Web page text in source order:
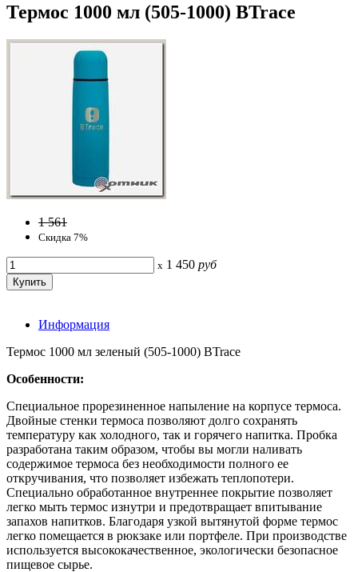
Термос 1000 мл (505-1000) BTrace
1 561
Скидка 7%
x 1 450 руб
Информация
Термос 1000 мл зеленый (505-1000) BTrace
Особенности:
Специальное прорезиненное напыление на корпусе термоса.
Двойные стенки термоса позволяют долго сохранять
температуру как холодного, так и горячего напитка. Пробка
разработана таким образом, чтобы вы могли наливать
содержимое термоса без необходимости полного ее
откручивания, что позволяет избежать теплопотери.
Специально обработанное внутреннее покрытие позволяет
легко мыть термос изнутри и предотвращает впитывание
запахов напитков. Благодаря узкой вытянутой форме термос
легко помещается в рюкзаке или портфеле. При производстве
используется высококачественное, экологически безопасное
пищевое сырье.